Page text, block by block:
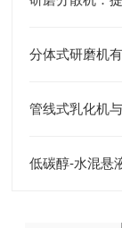
分体式研磨机
管线式乳化机
低碳醇-水混悬